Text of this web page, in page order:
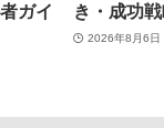
ガイ
き・成功
2026年8月6日